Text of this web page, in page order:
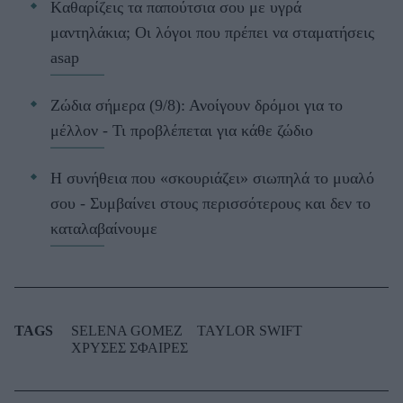
Kαθαρίζεις τα παπούτσια σου με υγρά
μαντηλάκια; Οι λόγοι που πρέπει να σταματήσεις
asap
Ζώδια σήμερα (9/8): Ανοίγουν δρόμοι για το
μέλλον - Τι προβλέπεται για κάθε ζώδιο
Η συνήθεια που «σκουριάζει» σιωπηλά το μυαλό
σου - Συμβαίνει στους περισσότερους και δεν το
καταλαβαίνουμε
TAGS SELENA GOMEZ
TAYLOR SWIFT
ΧΡΥΣΕΣ ΣΦΑΙΡΕΣ